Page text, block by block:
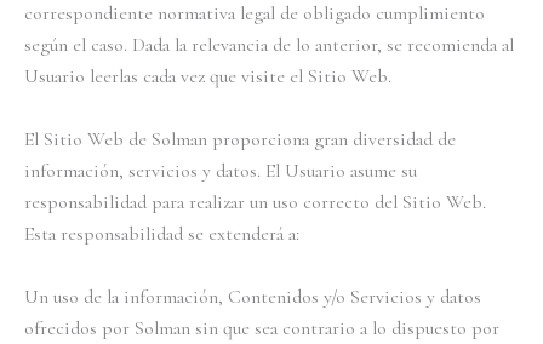
correspondiente normativa legal de obligado cumplimiento
según el caso. Dada la relevancia de lo anterior, se recomienda al
Usuario leerlas cada vez que visite el Sitio Web.
El Sitio Web de Solman proporciona gran diversidad de
información, servicios y datos. El Usuario asume su
responsabilidad para realizar un uso correcto del Sitio Web.
Esta responsabilidad se extenderá a:
Un uso de la información, Contenidos y/o Servicios y datos
ofrecidos por Solman sin que sea contrario a lo dispuesto por